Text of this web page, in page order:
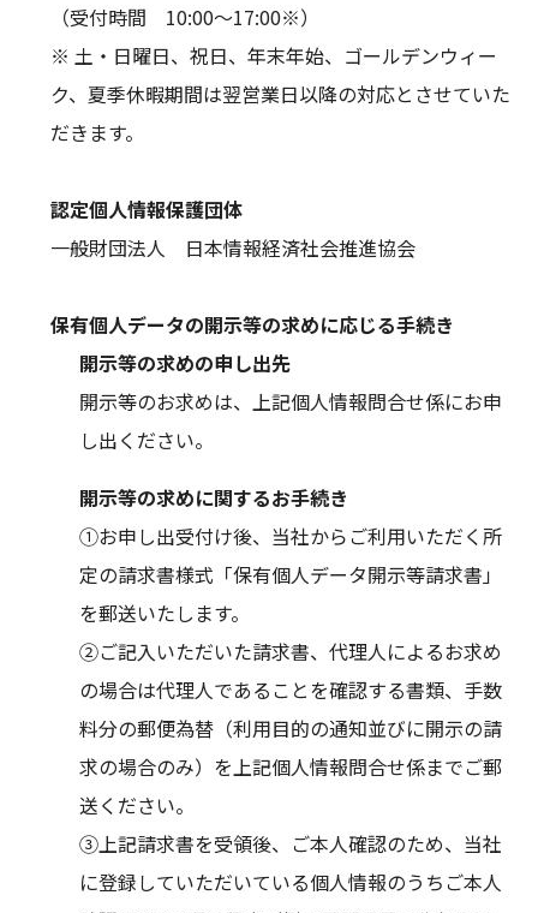
（受付時間 10:00～17:00※）
※ 土・日曜日、祝日、年末年始、ゴールデンウィー
ク、夏季休暇期間は翌営業日以降の対応とさせていた
だきます。
認定個人情報保護団体
一般財団法人 日本情報経済社会推進協会
保有個人データの開示等の求めに応じる手続き
開示等の求めの申し出先
開示等のお求めは、上記個人情報問合せ係にお申
し出ください。
開示等の求めに関するお手続き
①お申し出受付け後、当社からご利用いただく所
定の請求書様式「保有個人データ開示等請求書」
を郵送いたします。
②ご記入いただいた請求書、代理人によるお求め
の場合は代理人であることを確認する書類、手数
料分の郵便為替（利用目的の通知並びに開示の請
求の場合のみ）を上記個人情報問合せ係までご郵
送ください。
③上記請求書を受領後、ご本人確認のため、当社
に登録していただいている個人情報のうちご本人